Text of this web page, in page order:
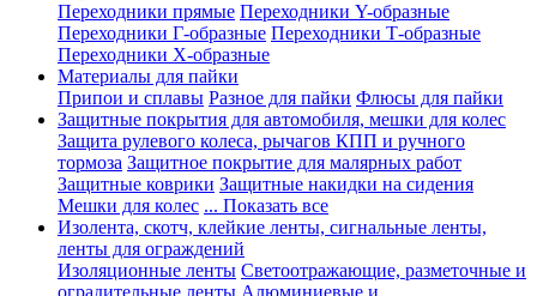
Переходники прямые Переходники Y-образные
Переходники Г-образные Переходники Т-образные
Переходники Х-образные
Материалы для пайки
Припои и сплавы Разное для пайки Флюсы для пайки
Защитные покрытия для автомобиля, мешки для колес
Защита рулевого колеса, рычагов КПП и ручного
тормоза Защитное покрытие для малярных работ
Защитные коврики Защитные накидки на сидения
Мешки для колес ... Показать все
Изолента, скотч, клейкие ленты, сигнальные ленты,
ленты для ограждений
Изоляционные ленты Светоотражающие, разметочные и
оградительные ленты Алюминиевые и